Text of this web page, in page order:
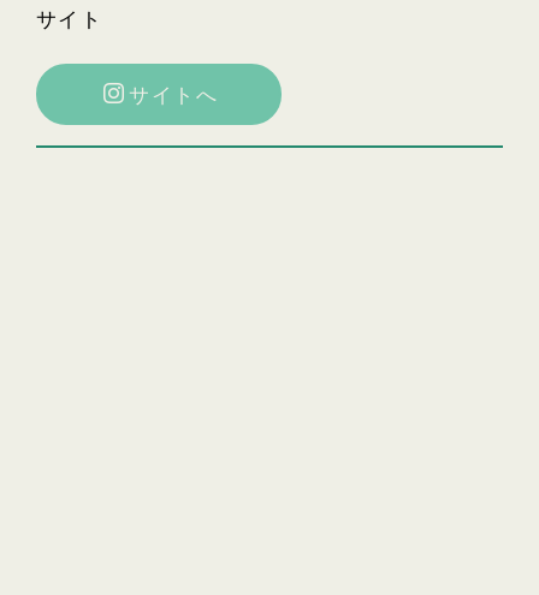
サイト
サイトへ